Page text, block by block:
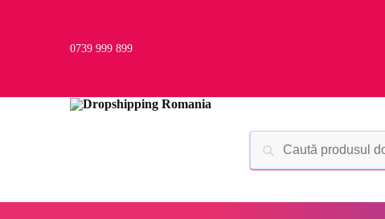
0739 999 899